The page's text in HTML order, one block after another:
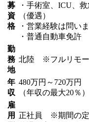
募
資
格
・手術室、ICU、
（優遇）
・営業経験は問い
・普通自動車免許
勤
務
地
北陸 ※フルリモー
年
収
480万円～720万
（年収の最大20％）
雇
用
正社員 ※期間の定